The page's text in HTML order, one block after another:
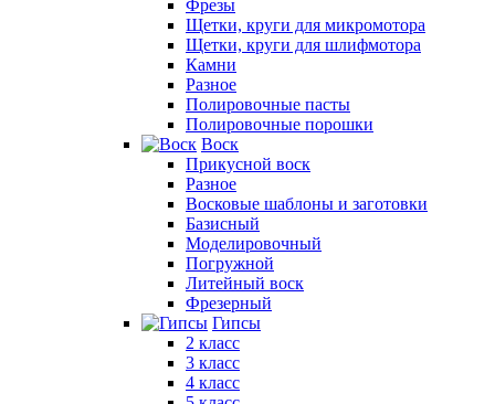
Фрезы
Щетки, круги для микромотора
Щетки, круги для шлифмотора
Камни
Разное
Полировочные пасты
Полировочные порошки
Воск
Прикусной воск
Разное
Восковые шаблоны и заготовки
Базисный
Моделировочный
Погружной
Литейный воск
Фрезерный
Гипсы
2 класс
3 класс
4 класс